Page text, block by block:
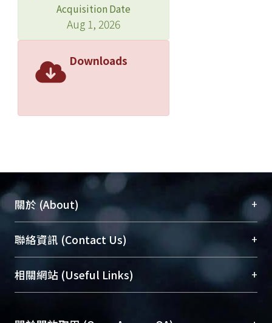
Acquisition Date
Aug 1, 2026
Downloads
關於 (About) +
臺大位居世界頂尖大學之列，為永久珍藏及向國際
展現本校豐碩的研究成果及學術能量，圖書館整合
機構典藏（NTUR）與學術庫（AH）不同功能平
台，成為臺大學術典藏NTU scholars。期能整合研
成果。
聯絡資訊 (Contact Us) +
總館學科館員(Main Library)
醫學圖書館學科館員(Medical Library)
相關網站 (Useful Links) +